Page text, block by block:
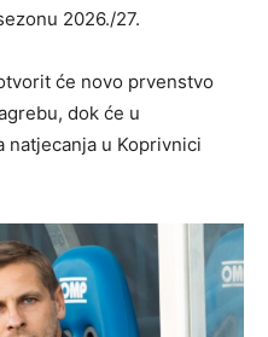
2026./27.
će novo prvenstvo
dok će u
u Koprivnici